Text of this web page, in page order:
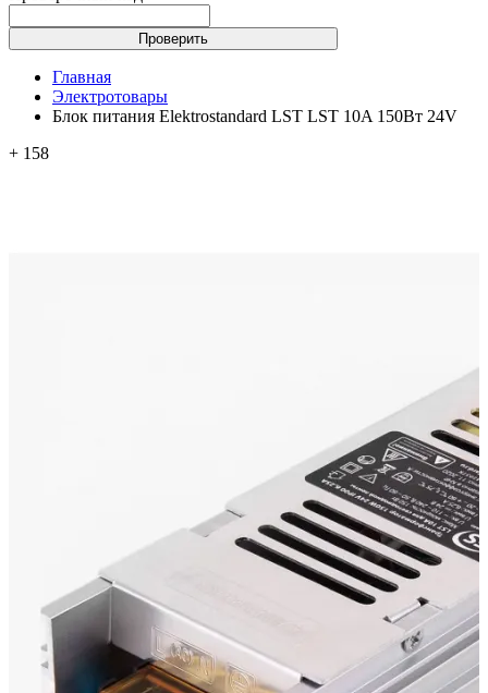
Проверить
Главная
Электротовары
Блок питания Elektrostandard LST LST 10A 150Вт 24V
+ 158